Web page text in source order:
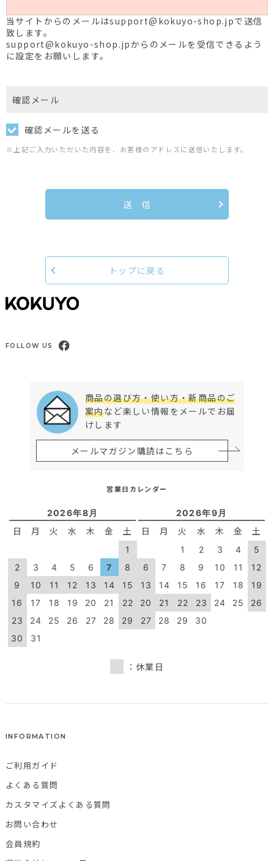
当サイトからのメールはsupport@kokuyo-shop.jpで送信
致します。
support@kokuyo-shop.jpからのメールを受信できるよう
に設定をお願いします。
確認メール
確認メールを送る
※上記ご入力いただいた内容を、お客様のアドレスに送信いたします。
送 信
トップに戻る
FOLLOW US
商品の選び方・使い方・新商品のご
案内など楽しい情報をメールでお届
けします
メールマガジン購読はこちら
営業日カレンダー
2026年8月
日 月 火 水 木 金 土
1
2
3 4 5 6 7
8
9
10 11 12 13 14
15
16
17 18 19 20 21
22
23
24 25 26 27 28
29
30
31
2026年9月
日 月 火 水 木 金 土
1 2 3 4
5
6
7 8 9 10 11
12
13
14 15 16 17 18
19
20
21 22 23 24 25
26
27
28 29 30
：休業日
INFORMATION
ご利用ガイド
よくある質問
カスタマイズよくある質問
お問い合わせ
会員規約